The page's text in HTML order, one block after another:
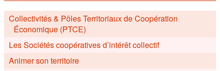
Collectivités & Pôles Territoriaux de Coopération
Économique (PTCE)
Les Sociétés coopératives d’intérêt collectif
Animer son territoire